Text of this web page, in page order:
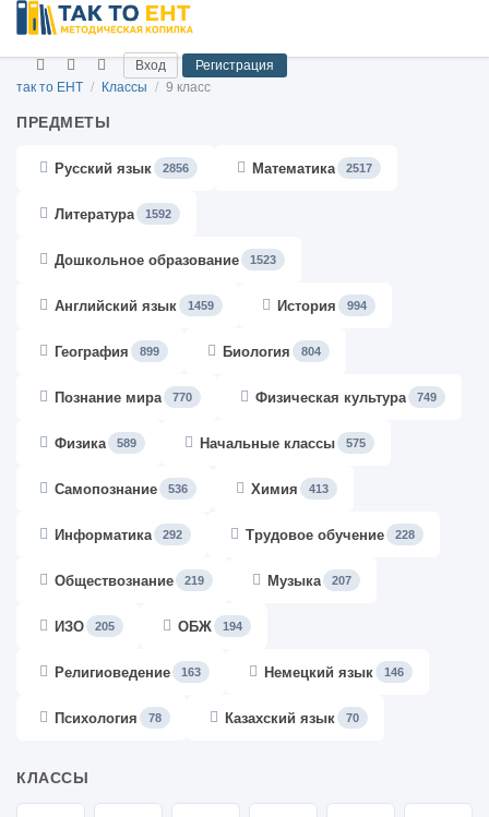
Вход
Регистрация
так то ЕНТ / Классы / 9 класс
ПРЕДМЕТЫ
Русский язык 2856 Математика 2517
Литература 1592
Дошкольное образование 1523
Английский язык 1459 История 994
География 899 Биология 804
Познание мира 770 Физическая культура 749
Физика 589 Начальные классы 575
Самопознание 536 Химия 413
Информатика 292 Трудовое обучение 228
Обществознание 219 Музыка 207
ИЗО 205 ОБЖ 194
Религиоведение 163 Немецкий язык 146
Психология 78 Казахский язык 70
КЛАССЫ